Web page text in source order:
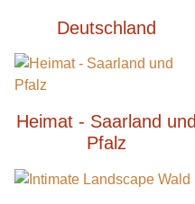
Deutschland
Heimat - Saarland und
Pfalz